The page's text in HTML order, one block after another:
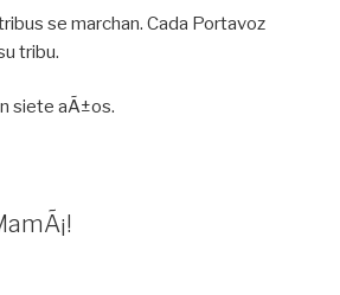
se marchan. Cada Portavoz
tribu.
siete aÃ±os.